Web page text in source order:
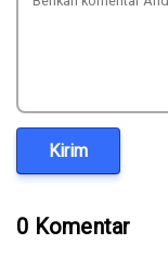
Kirim
0 Komentar